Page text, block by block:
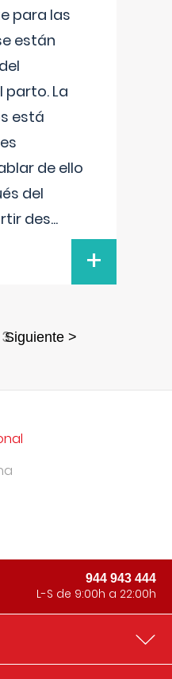
para las
están
parto. La
está
de ello
del
des...
+
3Siguiente >
944 943 444
L-S de 9:00h a 22:00h